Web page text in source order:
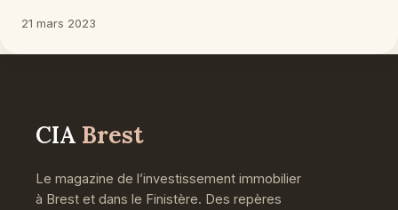
21 mars 2023
CIA Brest
Le magazine de l’investissement immobilier
à Brest et dans le Finistère. Des repères